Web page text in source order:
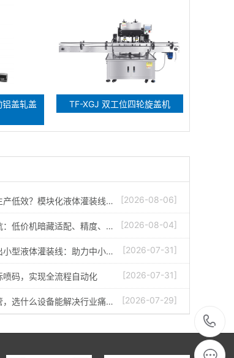
盖轧盖
TF-XGJ 双工位四轮旋盖机
产低效？模块化液体灌装线… [2026-08-06]
：低价机暗藏适配、精度、… [2026-08-04]
小型液体灌装线：助力中小… [2026-07-31]
码，实现全流程自动化 [2026-07-31]
，选什么设备能解决行业痛… [2026-07-29]